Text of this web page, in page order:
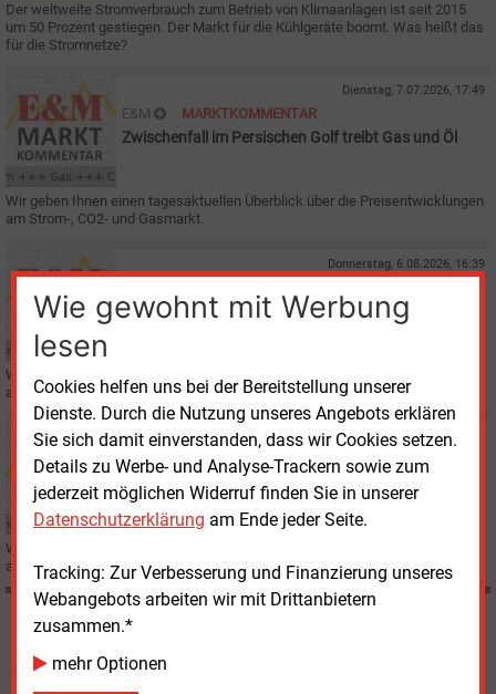
Wie gewohnt mit Werbung
lesen
Cookies helfen uns bei der Bereitstellung unserer
Dienste. Durch die Nutzung unseres Angebots erklären
Sie sich damit einverstanden, dass wir Cookies setzen.
Details zu Werbe- und Analyse-Trackern sowie zum
jederzeit möglichen Widerruf finden Sie in unserer
Datenschutzerklärung am Ende jeder Seite.
Tracking: Zur Verbesserung und Finanzierung unseres
Webangebots arbeiten wir mit Drittanbietern
zusammen.*
mehr Optionen
Der weltweite Stromverbrauch zum Betrieb von Klimaanlagen ist seit 2015
um 50 Prozent gestiegen. Der Markt für die Kühlgeräte boomt. Was heißt das
für die Stromnetze?
Dienstag, 7.07.2026, 17:49
E&M MARKTKOMMENTAR
Zwischenfall im Persischen Golf treibt Gas und Öl
Wir geben Ihnen einen tagesaktuellen Überblick über die Preisentwicklungen
am Strom-, CO2- und Gasmarkt.
Donnerstag, 6.08.2026, 16:39
Hitze und LNG-Sorgen treiben Preise
Wir geben Ihnen einen tagesaktuellen Überblick über die Preisentwicklungen
am Strom-, CO2- und Gasmarkt.
Mittwoch, 5.08.2026, 17:12
E&M MARKTKOMMENTAR
Energiekomplex größtenteils im Minus
Wir geben Ihnen einen tagesaktuellen Überblick über die Preisentwicklungen
am Strom-, CO2- und Gasmarkt.
Möchten Sie diese und